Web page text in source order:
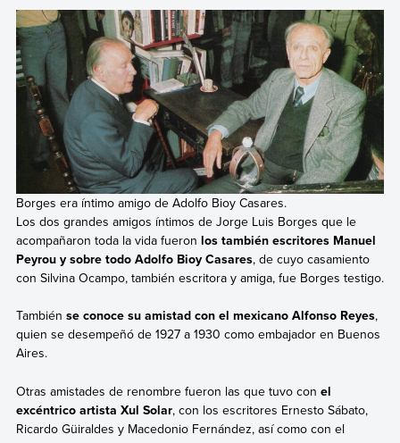
Borges era íntimo amigo de Adolfo Bioy Casares.
Los dos grandes amigos íntimos de Jorge Luis Borges que le
acompañaron toda la vida fueron los también escritores Manuel
Peyrou y sobre todo Adolfo Bioy Casares, de cuyo casamiento
con Silvina Ocampo, también escritora y amiga, fue Borges testigo.
También se conoce su amistad con el mexicano Alfonso Reyes,
quien se desempeñó de 1927 a 1930 como embajador en Buenos
Aires.
Otras amistades de renombre fueron las que tuvo con el
excéntrico artista Xul Solar, con los escritores Ernesto Sábato,
Ricardo Güiraldes y Macedonio Fernández, así como con el